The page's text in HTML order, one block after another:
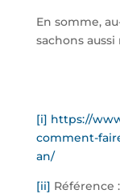
En somme,
sachons
[i] https://
comment-
an/
[ii] Référence :